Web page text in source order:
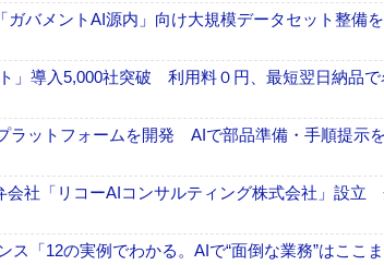
バメントAI源内」向け大規模データセット整備
導入5,000社突破 利用料０円、最短翌日納品で
ットフォームを開発 AIで部品準備・手順提示
社「リコーAIコンサルティング株式会社」設立
「12の実例でわかる。AIで“面倒な業務”はここ